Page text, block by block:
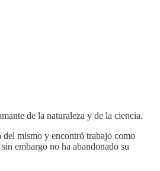
de la naturaleza y de la ciencia.
del mismo y encontró trabajo como
embargo no ha abandonado su